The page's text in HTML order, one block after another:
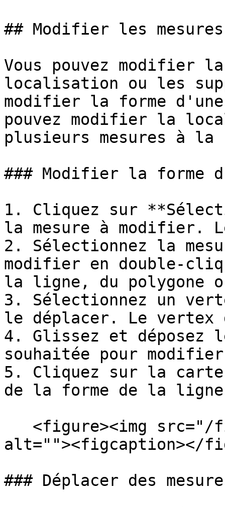
## Modifier les mesures
Vous pouvez modifier
localisation ou les
modifier la forme
pouvez modifier la
plusieurs mesures à
### Modifier la forme
1. Cliquez sur
la mesure à modifier.
2. Sélectionnez la
modifier en double-
la ligne, du polygone
3. Sélectionnez un
le déplacer. Le
4. Glissez et
souhaitée pour
5. Cliquez sur la
de la forme de la
alt=""><figcaption></
### Déplacer des